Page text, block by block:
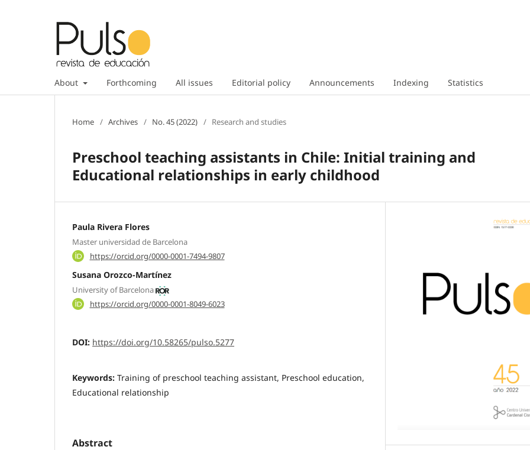
About Forthcoming All issues Editorial policy Announcements Indexing Statistics
Home / Archives / No. 45 (2022) / Research and studies
Preschool teaching assistants in Chile: Initial training and
Educational relationships in early childhood
Paula Rivera Flores
Master universidad de Barcelona
https://orcid.org/0000-0001-7494-9807
Susana Orozco-Martínez
University of Barcelona
https://orcid.org/0000-0001-8049-6023
DOI: https://doi.org/10.58265/pulso.5277
Keywords: Training of preschool teaching assistant, Preschool education,
Educational relationship
Abstract